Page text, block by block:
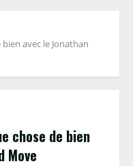
avec le Jonathan
chose de bien
Move